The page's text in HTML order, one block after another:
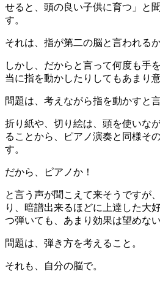
せると、頭の良い子供に育つ」と
す。
それは、指が第二の脳と言われるか
しかし、だからと言って何度も手
当に指を動かしたりしてもあまり
問題は、考えながら指を動かすと
折り紙や、切り絵は、頭を使いな
ることから、ピアノ演奏と同様そ
す。
だから、ピアノか！
と言う声が聞こえて来そうですが
り、暗譜出来るほどに上達した大
つ弾いても、あまり効果は望めない
問題は、弾き方を考えること。
それも、自分の脳で。